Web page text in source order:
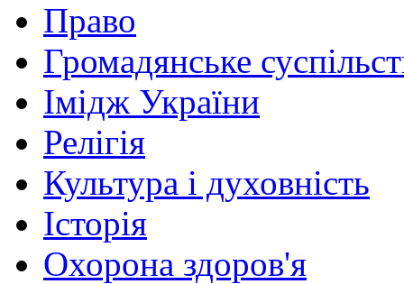
Право
Громадянське
Імідж України
Релігія
Культура і духовність
Історія
Охорона здоров'я